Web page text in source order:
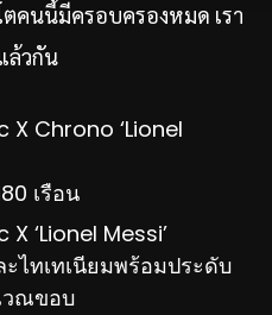
คนนี้มีครอบครองหมด เรา
ล้วกัน
Chrono ‘Lionel
เรือน
‘Lionel Messi’
ไทเทเนียมพร้อมประดับ
วณขอบ